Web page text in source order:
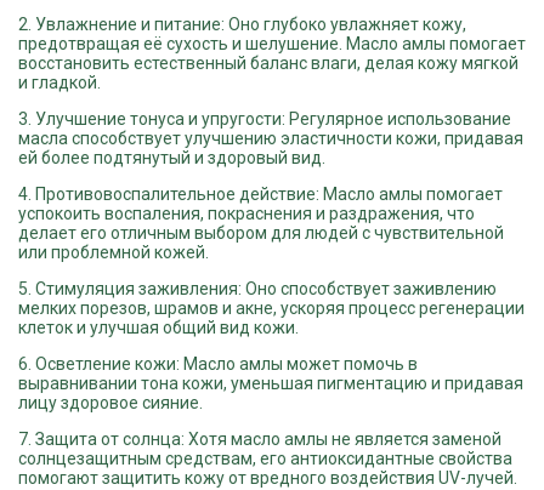
2. Увлажнение и питание: Оно глубоко увлажняет кожу,
предотвращая её сухость и шелушение. Масло амлы помогает
восстановить естественный баланс влаги, делая кожу мягкой
и гладкой.
3. Улучшение тонуса и упругости: Регулярное использование
масла способствует улучшению эластичности кожи, придавая
ей более подтянутый и здоровый вид.
4. Противовоспалительное действие: Масло амлы помогает
успокоить воспаления, покраснения и раздражения, что
делает его отличным выбором для людей с чувствительной
или проблемной кожей.
5. Стимуляция заживления: Оно способствует заживлению
мелких порезов, шрамов и акне, ускоряя процесс регенерации
клеток и улучшая общий вид кожи.
6. Осветление кожи: Масло амлы может помочь в
выравнивании тона кожи, уменьшая пигментацию и придавая
лицу здоровое сияние.
7. Защита от солнца: Хотя масло амлы не является заменой
солнцезащитным средствам, его антиоксидантные свойства
помогают защитить кожу от вредного воздействия UV-лучей.